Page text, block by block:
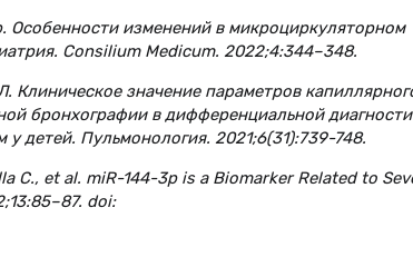
изменений в микроциркуляторном
Consilium Medicum. 2022;4:344–348.
значение параметров
бронхографии в дифференциальной
детей. Пульмонология. 2021;6(31):739-748.
C., et al. miR-144-3p is a Biomarker Related to
doi: